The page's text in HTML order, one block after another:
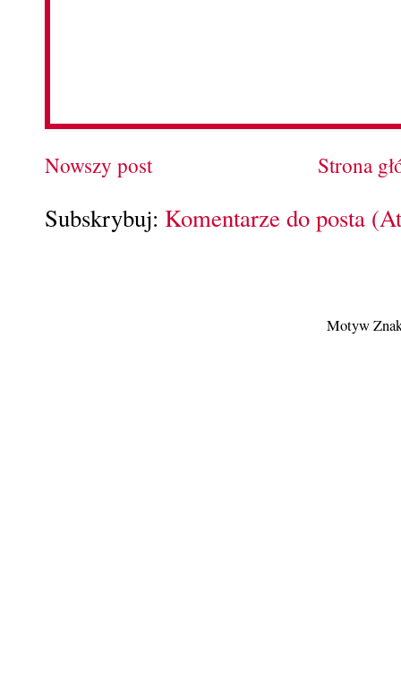
Nowszy post Strona
Subskrybuj: Komentarze do posta
Motyw